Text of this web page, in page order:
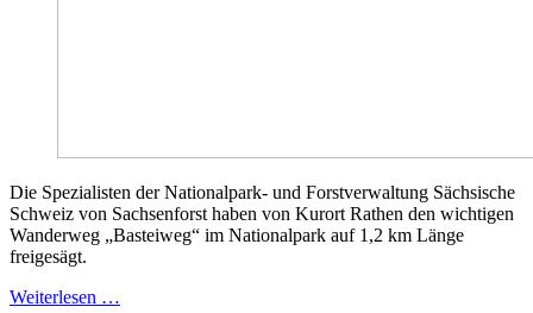
Die Spezialisten der Nationalpark- und Forstverwaltung Sächsische
Schweiz von Sachsenforst haben von Kurort Rathen den wichtigen
Wanderweg „Basteiweg“ im Nationalpark auf 1,2 km Länge
freigesägt.
Weiterlesen …